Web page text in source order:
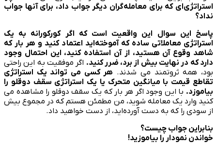
استراتژی­‌ای که برای معامله‌­گران دیگر جواب داد، برای آنها جواب
نداد؟
پاسخ این سوال این واقعیت است که اگر کورکورانه به یک
استراتژی معاملاتی ساده که آموخته‌­اید اعتماد کنید و هر بار که
شاهد وقوع آن هستید، از آن استفاده کنید، این احتمال وجود
دارد که در نهایت بیش از برد، ضرر کنید. اگر موفقیت به این راحتی
بود، همه ثروتمند می شدند. هر کسی می تواند یک استراتژی
تقاطع قیمت با میانگین متحرک یا یک استراتژی سقف دوقلو را
بیاموزد. با این وجود اگر هر بار که یک سقف دوقلو را مشاهده می
کنید وارد یک معامله شوید، من مطمئن هستم که در مجموع بیش
از سودی را که به دست آورده‌­اید، از دست خواهید داد.
بنابراین جواب چیست؟
خواندن نمودار را بیاموزید!